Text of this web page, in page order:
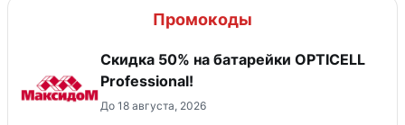
Промокоды
Скидка 50% на батарейки OPTICELL
Professional!
До 18 августа, 2026